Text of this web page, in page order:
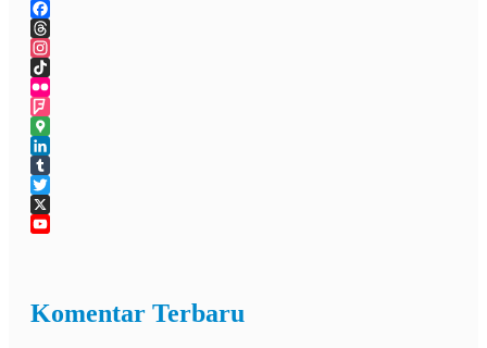
Facebook
Threads
Instagram
TikTok
Flickr
Foursquare
Google
Maps
LinkedIn
Tumblr
Twitter
X
Komentar Terbaru